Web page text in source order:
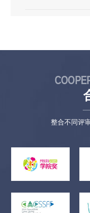
作品申报：（1）电子版
校分配一个账号，用于
在系统中完成作品推荐
推荐参赛作品的纸质版
赛组委会（以邮戳为准
表，务必将所有作品进
山东省青岛市黄岛区长
建筑工程学院；邮编：
18765269013。4、作品
赛作品名单。6、作品公
期。7、终审、决赛：初
整合不同评